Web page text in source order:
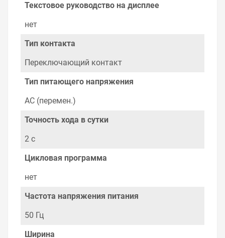
Текстовое руководство на дисплее
нет
Тип контакта
Переключающий контакт
Тип питающего напряжения
AC (перемен.)
Точность хода в сутки
2 с
Цикловая программа
нет
Частота напряжения питания
50 Гц
Ширина